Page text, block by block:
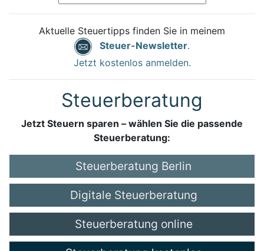
Aktuelle Steuertipps finden Sie in meinem
Steuer-Newsletter.
Jetzt kostenlos anmelden.
Steuerberatung
Jetzt Steuern sparen – wählen Sie die passende
Steuerberatung:
Steuerberatung Berlin
Digitale Steuerberatung
Steuerberatung online